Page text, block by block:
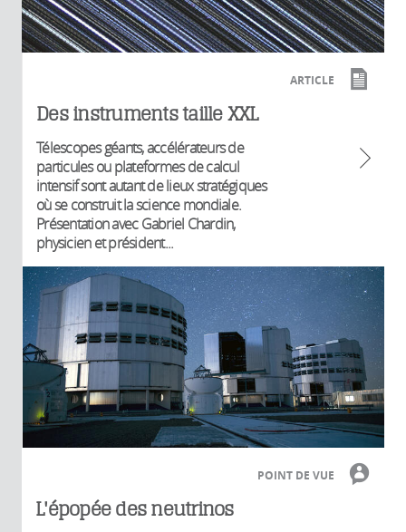
ARTICLE
Des instruments taille XXL
Télescopes géants, accélérateurs de
particules ou plateformes de calcul
intensif sont autant de lieux stratégiques
où se construit la science mondiale.
Présentation avec Gabriel Chardin,
physicien et président...
POINT DE VUE
L'épopée des neutrinos